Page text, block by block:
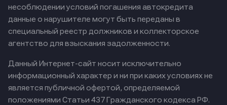
несоблюдении условий погашения автокредита
данные о нарушителе могут быть переданы в
специальный реестр должников и коллекторское
агентство для взыскания задолженности.
Данный Интернет-сайт носит исключительно
информационный характер и ни при каких условиях не
является публичной офертой, определяемой
положениями Статьи 437 Гражданского кодекса РФ.